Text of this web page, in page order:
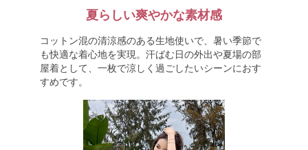
夏らしい爽やかな素材感
コットン混の清涼感のある生地使いで、暑い季節で
も快適な着心地を実現。汗ばむ日の外出や夏場の部
屋着として、一枚で涼しく過ごしたいシーンにおす
すめです。